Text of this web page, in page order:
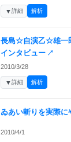
▼詳細 解析
長島☆自演乙☆雄一
インタビュー ↗
2010/3/28
▼詳細 解析
ゐあい斬りを実際に
2010/4/1